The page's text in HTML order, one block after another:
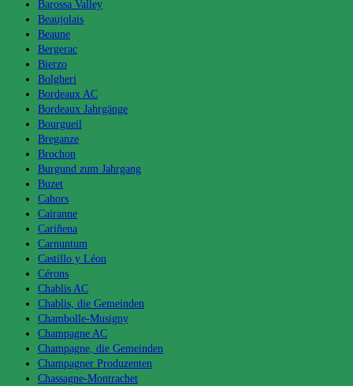
Barossa Valley
Beaujolais
Beaune
Bergerac
Bierzo
Bolgheri
Bordeaux AC
Bordeaux Jahrgänge
Bourgueil
Breganze
Brochon
Burgund zum Jahrgang
Buzet
Cahors
Cairanne
Cariñena
Carnuntum
Castillo y Léon
Cérons
Chablis AC
Chablis, die Gemeinden
Chambolle-Musigny
Champagne AC
Champagne, die Gemeinden
Champagner Produzenten
Chassagne-Montrachet